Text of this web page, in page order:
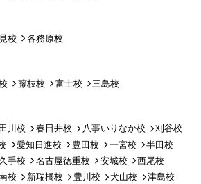
校 各務原校
藤枝校 富士校 三島校
川校 春日井校 八事いりなか校
刈谷校
愛知日進校 豊田校 一宮校
半田校
手校 名古屋徳重校 安城校
西尾校
校 新瑞橋校 豊川校 犬山校
津島校